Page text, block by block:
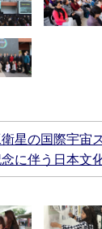
星の国際宇宙
に伴う日本文